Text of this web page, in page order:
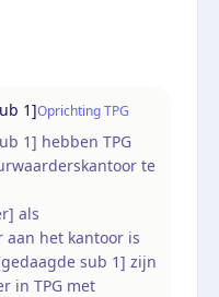
1]Oprichting TPG
1] hebben TPG
te
als
het kantoor is
sub 1] zijn
in TPG met